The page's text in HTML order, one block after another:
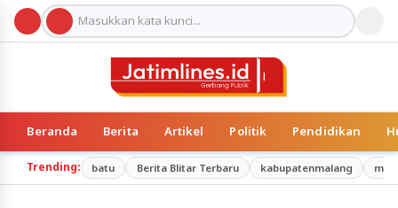
Beranda Berita Artikel Politik Pendidikan
Trending: batu Berita Blitar Terbaru kabupatenmalang